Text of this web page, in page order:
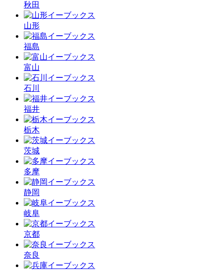
秋田
山形
福島
富山
石川
福井
栃木
茨城
多摩
静岡
岐阜
京都
奈良